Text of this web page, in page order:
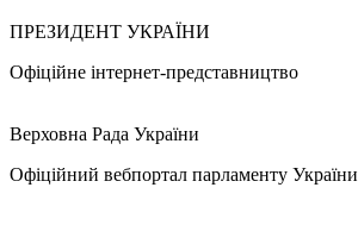
ПРЕЗИДЕНТ УКРАЇНИ
Офіційне інтернет-представництво
Верховна Рада України
Офіційний вебпортал парламенту України